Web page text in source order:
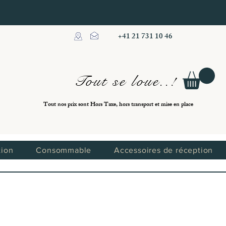
+41 21 731 10 46
Tout se loue..!
Tout nos prix sont Hors Taxe, hors transport et mise en place
Consommable Accessoires de réception